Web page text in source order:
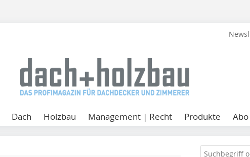
Dach Holzbau Management | Recht Produkte Abo